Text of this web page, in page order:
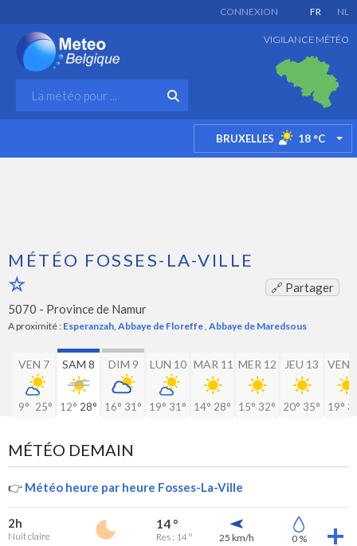
FR NL
CONNEXION
VIGILANCE MÉTÉO
BRUXELLES 18 °C
MÉTÉO FOSSES-LA-VILLE
🔗 Partager
5070 - Province de Namur
A proximité : Esperanzah, Abbaye de Floreffe, Abbaye de Maredsous
VEN 7
9° 25°
SAM 8
12° 28°
DIM 9
16° 31°
LUN 10
19° 31°
MAR 11
14° 28°
MER 12
15° 32°
JEU 13
20° 35°
VEN
19°
MÉTÉO DEMAIN
👉 Météo heure par heure Fosses-La-Ville
2h
Nuit claire
14 °
Res : 14 ° 25 km/h 0 %